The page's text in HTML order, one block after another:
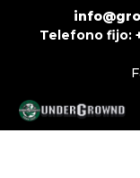
Telefono fijo: